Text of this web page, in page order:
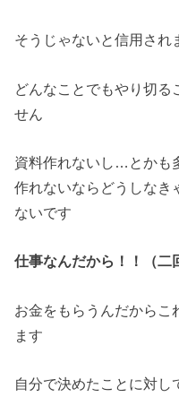
そうじゃないと信用され
どんなことでもやり切る
せん
資料作れないし…とかも
作れないならどうしなき
ないです
仕事なんだから！！（二
お金をもらうんだからこ
ます
自分で決めたことに対し